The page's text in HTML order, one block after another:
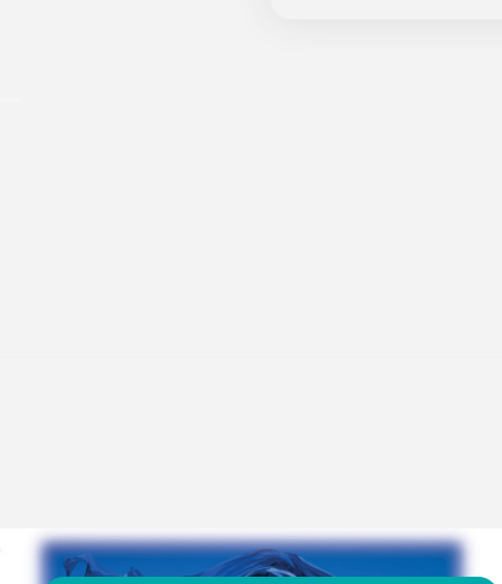
15 тыс. грн. и оплате на карту доставка
бесплатно! Доставка НЕ